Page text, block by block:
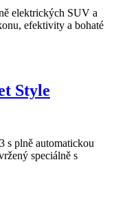
elektrických SUV a
efektivity a bohaté
Style
s plně automatickou
speciálně s